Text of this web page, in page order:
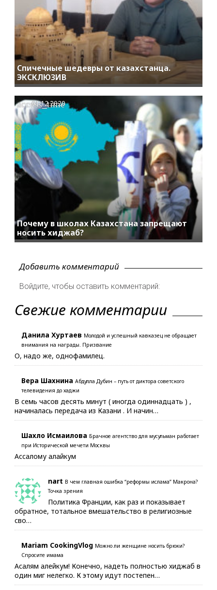
Спичечные шедевры от казахстанца.
ЭКСКЛЮЗИВ
Почему в школах Казахстана запрещают
носить хиджаб?
access_time
01.12.2020
Добавить комментарий
Войдите, чтобы оставить комментарий:
Свежие комментарии
Данила Хуртаев Молодой и успешный кавказец не обращает
внимания на награды. Призвание
О, надо же, однофамилец.
Вера Шахнина Абдулла Дубин – путь от диктора советского
телевидения до хаджи
В семь часов десять минут ( иногда одиннадцать ) ,
начиналась передача из Казани . И начин…
Шахло Исмаилова Брачное агентство для мусульман работает
при Исторической мечети Москвы
Ассалому алайкум
nart В чем главная ошибка “реформы ислама” Макрона?
Точка зрения
Политика Франции, как раз и показывает
обратное, тотальное вмешательство в религиозные
сво…
Mariam CookingVlog Можно ли женщине носить брюки?
Спросите имама
Асалям алейкум! Конечно, надеть полностью хиджаб в
один миг нелегко. К этому идут постепен…